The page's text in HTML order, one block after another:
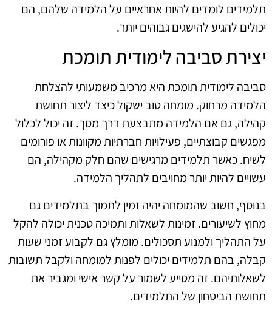
תלמידים לומדים להיות אחראיים על הלמידה שלהם, הם
יכולים להגיע להישגים גבוהים יותר.
יצירת סביבה לימודית תומכת
סביבה לימודית תומכת היא מרכיב משמעותי להצלחת
הלמידה מרחוק. מומחה טוב ישקול כיצד ליצור תחושת
קהילה, גם אם הלמידה מתבצעת דרך מסך. זה יכול לכלול
מפגשים קבוצתיים, פעילויות חברתיות מקוונות או פורומים
לשיח. כאשר תלמידים מרגישים שהם חלק מקהילה, הם
עשויים להיות יותר מחויבים לתהליך הלמידה.
בנוסף, חשוב שהמומחה יהיה זמין לתמוך בתלמידים גם
מחוץ לשיעורים. זמינות לשאלות ותמיכה טכנית יכולה להקל
על התהליך ולמנוע תסכולים. מומלץ גם לקבוע זמני שעות
קבלה, בהם תלמידים יכולים לפנות למומחה ולקבל תשובות
לשאלותיהם. זה מסייע לשמור על קשר אישי ומגביר את
תחושת הביטחון של התלמידים.